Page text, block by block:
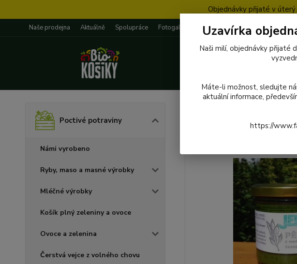
Objednávky přijaté v
Naše prodejna Aktuálně Spolupráce Fotogalerie Recepty Blog
Poctivé potraviny
Námi vyrobeno
Ryby, maso a masné výrobky
Mléčné výrobky
Košík plný zeleniny a ovoce
Ovoce a zelenina
Čerstvá vejce z volného chovu
024 Jenty
Uzavírka
Naši milí, objednávky přijaté
Máte-li možnost, sledujte
aktuální informace,
https://